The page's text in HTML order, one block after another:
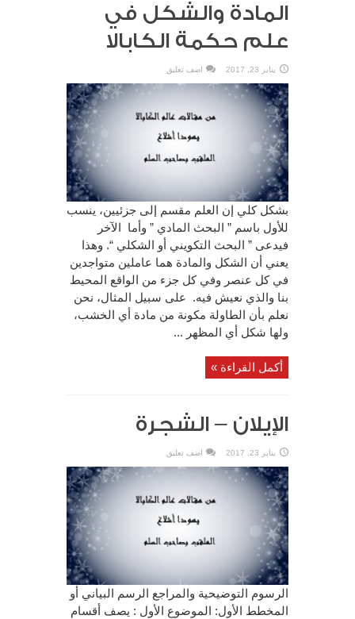
المادة والشكل في
علم حكمة الكابالا
يناير 23, 2017 اضف تعليق
بشكل كلي إن العلم مقسم إلى جزئيين، ينسب
للأول باسم ” البحث المادي ” وأما الآخر
فيدعى ” البحث التكويني أو الشكلي “. وهذا
يعني أن الشكل والمادة هما عاملين متواجدين
في كل عنصر وفي كل جزء من الواقع المحيط
بنا والذي نعيش فيه. على سبيل المثال، نحن
نعلم بأن الطاولة مكونة من مادة أي الخشب،
ولها شكل أي المظهر ...
أكمل القراءة »
الإيلان – الشجرة
يناير 23, 2017 اضف تعليق
الرسوم التوضيحية والمراجع الرسم البياني أو
المخطط الأول: الموضوع الأول : يصف أقسام